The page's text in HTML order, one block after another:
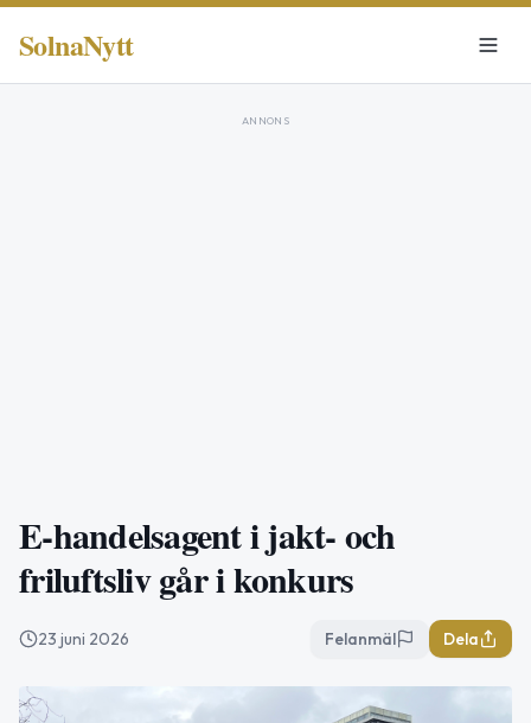
SolnaNytt
ANNONS
E-handelsagent i jakt- och
friluftsliv går i konkurs
23 juni 2026 Felanmäl Dela